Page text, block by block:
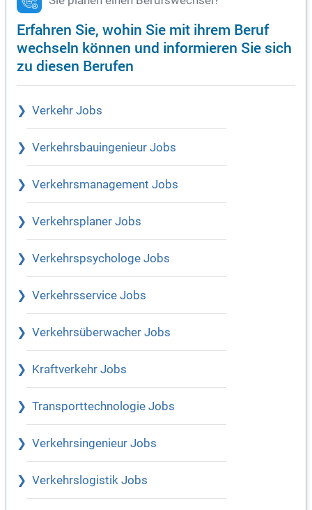
Erfahren Sie, wohin Sie mit ihrem Beruf
wechseln können und informieren Sie sich
zu diesen Berufen
Verkehr Jobs
Verkehrsbauingenieur Jobs
Verkehrsmanagement Jobs
Verkehrsplaner Jobs
Verkehrspsychologe Jobs
Verkehrsservice Jobs
Verkehrsüberwacher Jobs
Kraftverkehr Jobs
Transporttechnologie Jobs
Verkehrsingenieur Jobs
Verkehrslogistik Jobs